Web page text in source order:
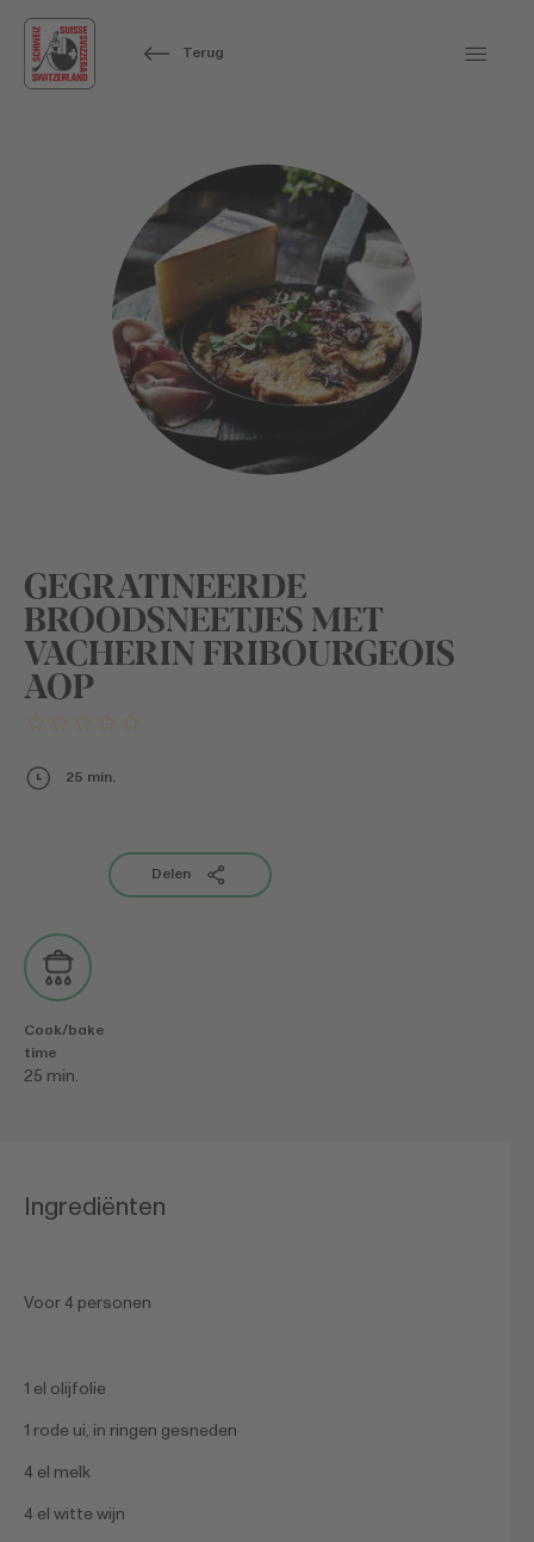
Terug
GEGRATINEERDE
BROODSNEETJES MET
VACHERIN FRIBOURGEOIS
AOP
25 min.
Delen
Cook/bake
time
25 min.
Ingrediënten
Voor 4 personen
1 el olijfolie
1 rode ui, in ringen gesneden
4 el melk
4 el witte wijn